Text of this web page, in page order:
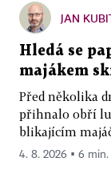
JAN
Hledá se
majákem
Před několika
přihnalo obří
blikajícím
4. 8. 2026 ▪ 6